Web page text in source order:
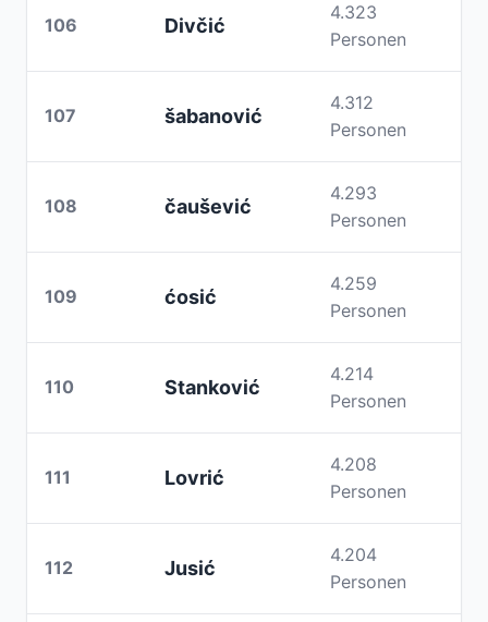
106 Divčić
4.323
Personen
107 šabanović
4.312
Personen
108 čaušević
4.293
Personen
109 ćosić
4.259
Personen
110 Stanković
4.214
Personen
111 Lovrić
4.208
Personen
112 Jusić
4.204
Personen